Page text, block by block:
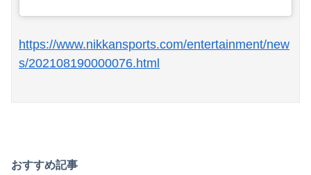
https://www.nikkansports.com/entertainment/new
s/202108190000076.html
おすすめ記事